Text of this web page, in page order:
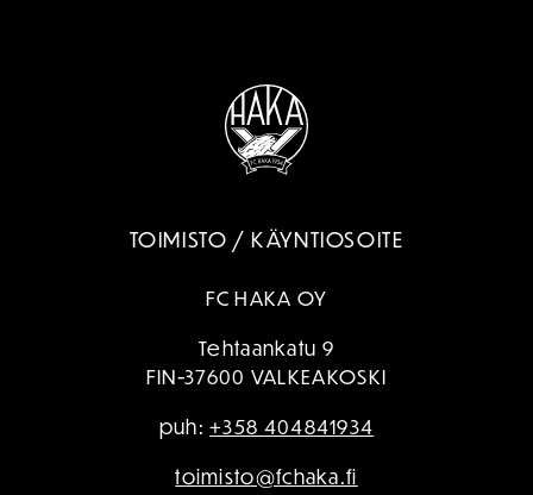
TOIMISTO / KÄYNTIOSOITE
FC HAKA OY
Tehtaankatu 9
FIN-37600 VALKEAKOSKI
puh:+358 404841934
toimisto@fchaka.fi